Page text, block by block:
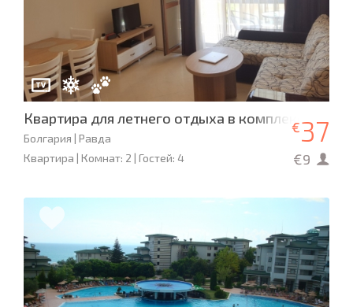
Квартира для летнего отдыха в комплексе
Болгария | Равда
Квартира | Комнат: 2 | Гостей: 4
€37
€9